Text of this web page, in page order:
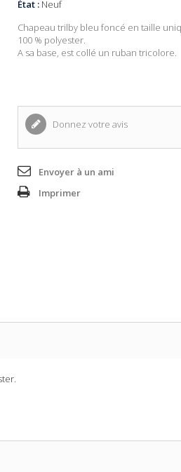
État : Neuf
Chapeau trilby bleu foncé en taille
100 % polyester.
A sa base, est collé un ruban tricolore.
Donnez votre avis
Envoyer à un ami
Imprimer